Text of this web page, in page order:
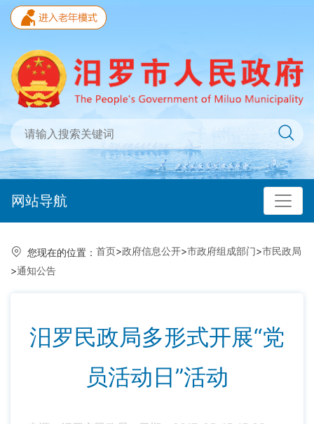
网站导航
您现在的位置： 首页>政府信息公开>市政府组成部门>市民政局
>通知公告
汨罗民政局多形式开展“党
员活动日”活动